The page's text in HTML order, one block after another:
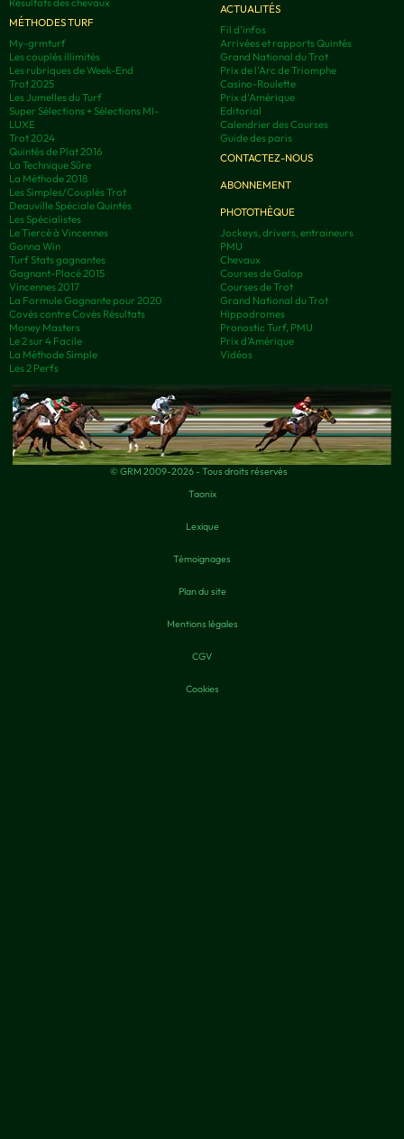
MÉTHODES TURF
My-grmturf
Les couplés illimités
Les rubriques de Week-End
Trot 2025
Les Jumelles du Turf
Super Sélections + Sélections MI-
LUXE
Trot 2024
Quintés de Plat 2016
La Technique Sûre
La Méthode 2018
Les Simples/Couplés Trot
Deauville Spéciale Quintés
Les Spécialistes
Le Tiercé à Vincennes
Gonna Win
Turf Stats gagnantes
Gagnant-Placé 2015
Vincennes 2017
La Formule Gagnante pour 2020
Covès contre Covès Résultats
Money Masters
Le 2 sur 4 Facile
La Méthode Simple
Les 2 Perfs
ACTUALITÉS
Fil d'infos
Arrivées et rapports Quintés
Grand National du Trot
Prix de l'Arc de Triomphe
Casino-Roulette
Prix d'Amérique
Editorial
Calendrier des Courses
Guide des paris
CONTACTEZ-NOUS
ABONNEMENT
PHOTOTHÈQUE
Jockeys, drivers, entraineurs
PMU
Chevaux
Courses de Galop
Courses de Trot
Grand National du Trot
Hippodromes
Pronostic Turf, PMU
Prix d’Amérique
Vidéos
© GRM 2009-2026 - Tous droits réservés
Taonix
Lexique
Témoignages
Plan du site
Mentions légales
CGV
Cookies